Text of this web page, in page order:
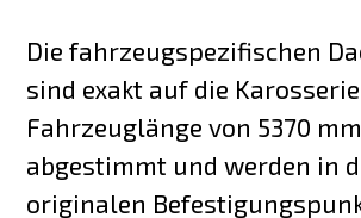
Die fahrzeugspezifischen
sind exakt auf die
Fahrzeuglänge von 5370 mm
abgestimmt und werden in
originalen